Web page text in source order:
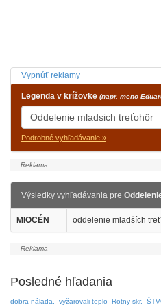
Vypnúť reklamy
Legenda v krížovke (napr. meno
Podrobné vyhľadávanie »
Výsledky vyhľadávania pre
MIOCÉN oddelenie mladších
Posledné hľadania
dobra nálada, vyžarovali teplo Rotny skr.